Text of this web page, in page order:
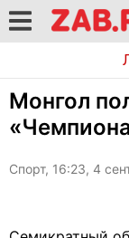
Монгол
Спорт, 16:23, 4